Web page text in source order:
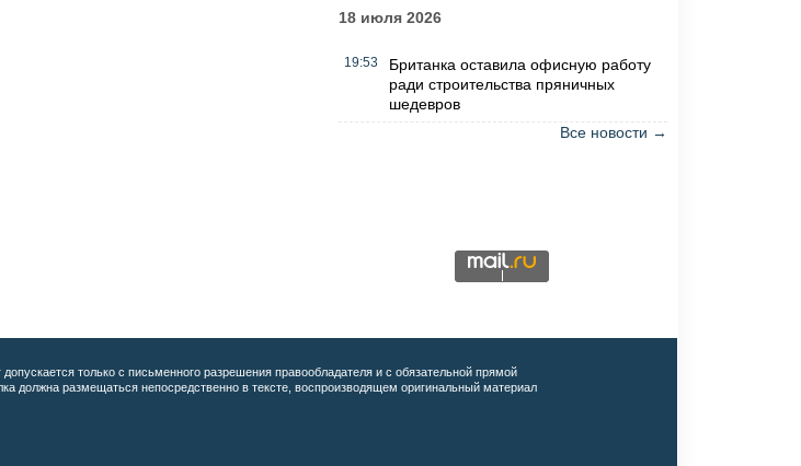
18 июля 2026
19:53
Британка оставила офисную работу
ради строительства пряничных
шедевров
Все новости →
допускается только с письменного разрешения правообладателя и с обязательной прямой
должна размещаться непосредственно в тексте, воспроизводящем оригинальный материал